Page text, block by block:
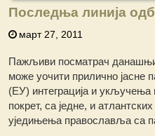
Последња линија
март 27, 2011
Пажљиви посматрач
може уочити прилично јасне
(ЕУ) интеграција и
покрет, са једне, и
уједињења православља са